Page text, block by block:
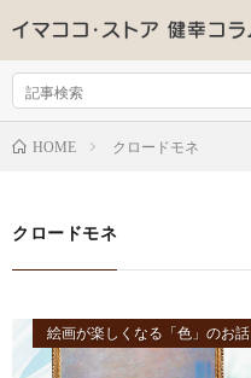
HOME クロードモネ
クロードモネ
絵画が楽しくなる「色」のお話